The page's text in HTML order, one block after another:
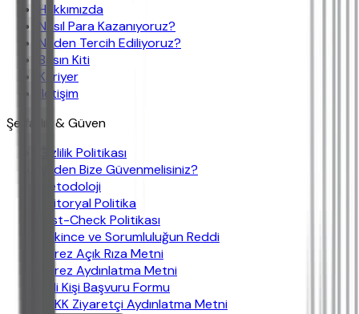
Hakkımızda
Nasıl Para Kazanıyoruz?
Neden Tercih Ediliyoruz?
Basın Kiti
Kariyer
İletişim
Şeffaflık & Güven
Gizlilik Politikası
Neden Bize Güvenmelisiniz?
Metodoloji
Editoryal Politika
Fast-Check Politikası
Çekince ve Sorumluluğun Reddi
Çerez Açık Rıza Metni
Çerez Aydınlatma Metni
İlgili Kişi Başvuru Formu
KVKK Ziyaretçi Aydınlatma Metni